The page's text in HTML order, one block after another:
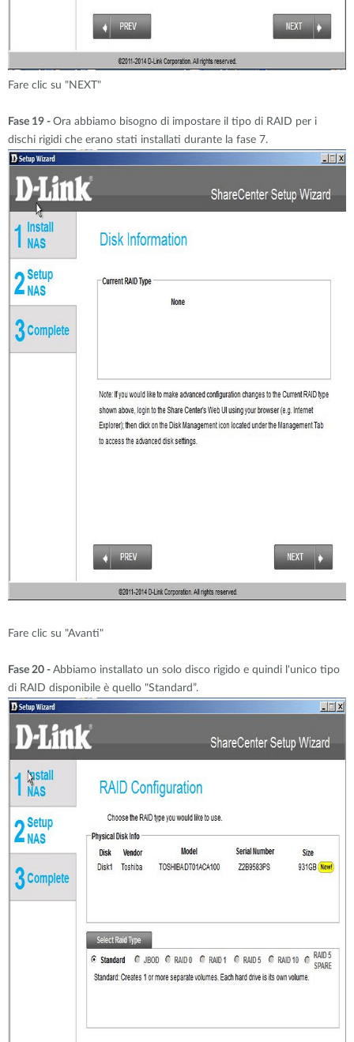
Fare clic su "NEXT"
Fase 19 - Ora abbiamo bisogno di impostare il tipo di RAID per i
dischi rigidi che erano stati installati durante la fase 7.
Fare clic su "Avanti"
Fase 20 - Abbiamo installato un solo disco rigido e quindi l'unico tipo
di RAID disponibile è quello "Standard”.